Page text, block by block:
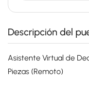
Descripción del
Asistente Virtual de
Piezas (Remoto)